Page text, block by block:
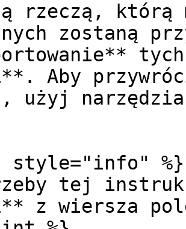
rzeczą,
zostaną
Aby
użyj
style="info" %}
tej
z wiersza